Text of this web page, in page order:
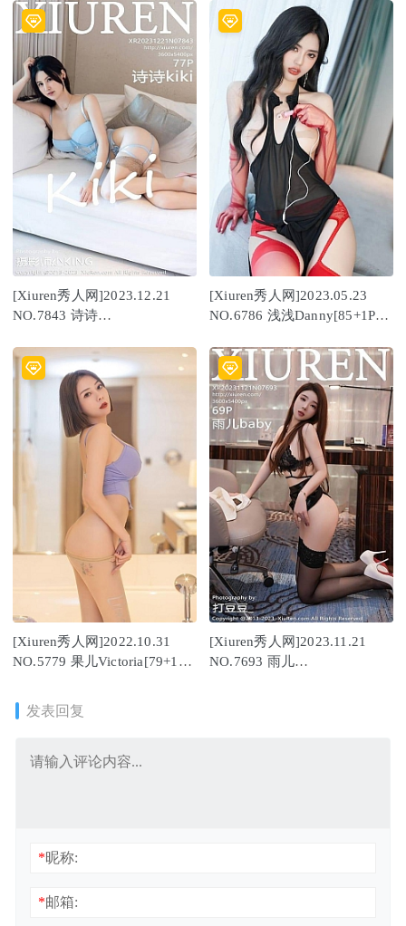
[Xiuren秀人网]2023.12.21
NO.7843 诗诗
[Xiuren秀人网]2023.05.23
NO.6786 浅浅Danny[85+1P／
[Xiuren秀人网]2022.10.31
NO.5779 果儿Victoria[79+1P
[Xiuren秀人网]2023.11.21
NO.7693 雨儿
发表回复
*昵称:
*邮箱: